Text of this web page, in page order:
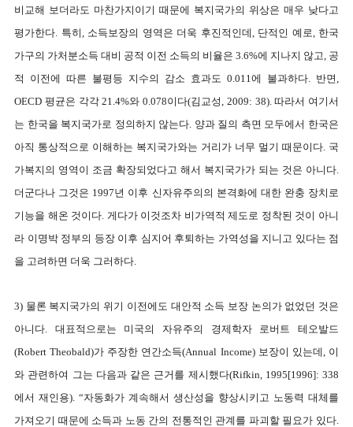
비교해 보더라도 마찬가지이기 때문에 복지국가의 위상은 매우 낮다고
평가한다. 특히, 소득보장의 영역은 더욱 후진적인데, 단적인 예로, 한국
가구의 가처분소득 대비 공적 이전 소득의 비율은 3.6%에 지나지 않고, 공
적 이전에 따른 불평등 지수의 감소 효과도 0.011에 불과하다. 반면,
OECD 평균은 각각 21.4%와 0.078이다(김교성, 2009: 38). 따라서 여기서
는 한국을 복지국가로 정의하지 않는다. 양과 질의 측면 모두에서 한국은
아직 통상적으로 이해하는 복지국가와는 거리가 너무 멀기 때문이다. 국
가복지의 영역이 조금 확장되었다고 해서 복지국가가 되는 것은 아니다.
더군다나 그것은 1997년 이후 신자유주의의 본격화에 대한 완충 장치로
기능을 해온 것이다. 게다가 이것조차 비가역적 제도로 정착된 것이 아니
라 이명박 정부의 등장 이후 심지어 후퇴하는 가역성을 지니고 있다는 점
을 고려하면 더욱 그러하다.
3) 물론 복지국가의 위기 이전에도 대안적 소득 보장 논의가 없었던 것은
아니다. 대표적으로는 미국의 자유주의 경제학자 로버트 테오발드
(Robert Theobald)가 주장한 연간소득(Annual Income) 보장이 있는데, 이
와 관련하여 그는 다음과 같은 근거를 제시했다(Rifkin, 1995[1996]: 338
에서 재인용). “자동화가 계속해서 생산성을 향상시키고 노동력 대체를
가져오기 때문에 소득과 노동 간의 전통적인 관계를 파괴할 필요가 있다.